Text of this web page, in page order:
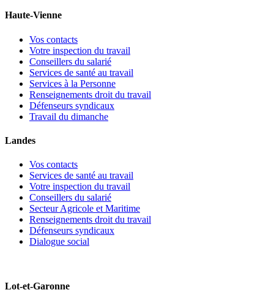
Haute-Vienne
Vos contacts
Votre inspection du travail
Conseillers du salarié
Services de santé au travail
Services à la Personne
Renseignements droit du travail
Défenseurs syndicaux
Travail du dimanche
Landes
Vos contacts
Services de santé au travail
Votre inspection du travail
Conseillers du salarié
Secteur Agricole et Maritime
Renseignements droit du travail
Défenseurs syndicaux
Dialogue social
Lot-et-Garonne